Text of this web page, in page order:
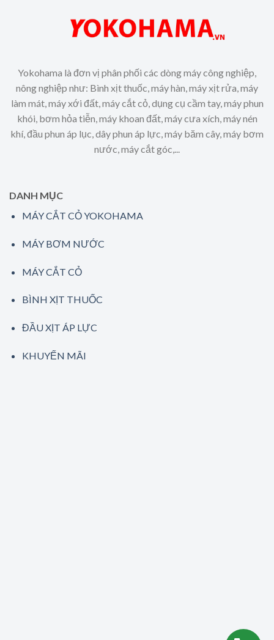
Yokohama là đơn vị phân phối các dòng máy công nghiệp,
nông nghiệp như: Bình xịt thuốc, máy hàn, máy xịt rửa, máy
làm mát, máy xới đất, máy cắt cỏ, dụng cụ cầm tay, máy phun
khói, bơm hỏa tiễn, máy khoan đất, máy cưa xích, máy nén
khí, đầu phun áp lục, dây phun áp lực, máy băm cây, máy bơm
nước, máy cắt góc,...
DANH MỤC
MÁY CẮT CỎ YOKOHAMA
MÁY BƠM NƯỚC
MÁY CẮT CỎ
BÌNH XỊT THUỐC
ĐẦU XỊT ÁP LỰC
KHUYẾN MÃI